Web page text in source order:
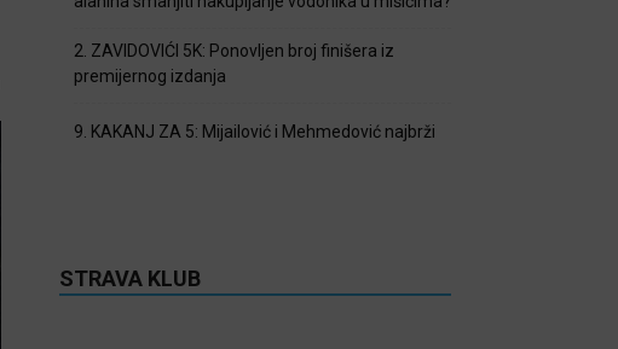
2. ZAVIDOVIĆI 5K: Ponovljen broj finišera iz
premijernog izdanja
9. KAKANJ ZA 5: Mijailović i Mehmedović najbrži
STRAVA KLUB